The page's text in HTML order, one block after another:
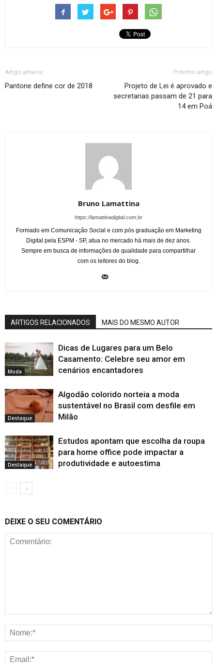
Artigo anterior
Pantone define cor de 2018
Próximo artigo
Projeto de Lei é aprovado e
secretarias passam de 21 para
14 em Poá
Bruno Lamattina
https://lamattinadigital.com.br
Formado em Comunicação Social e com pós graduação em Marketing
Digital pela ESPM - SP, atua no mercado há mais de dez anos.
Sempre em busca de informações de qualidade para compartilhar
com os leitores do blog.
ARTIGOS RELACIONADOS MAIS DO MESMO AUTOR
Moda
Dicas de Lugares para um Belo
Casamento: Celebre seu amor em
cenários encantadores
Destaque
Algodão colorido norteia a moda
sustentável no Brasil com desfile em
Milão
Destaque
Estudos apontam que escolha da roupa
para home office pode impactar a
produtividade e autoestima
DEIXE O SEU COMENTÁRIO